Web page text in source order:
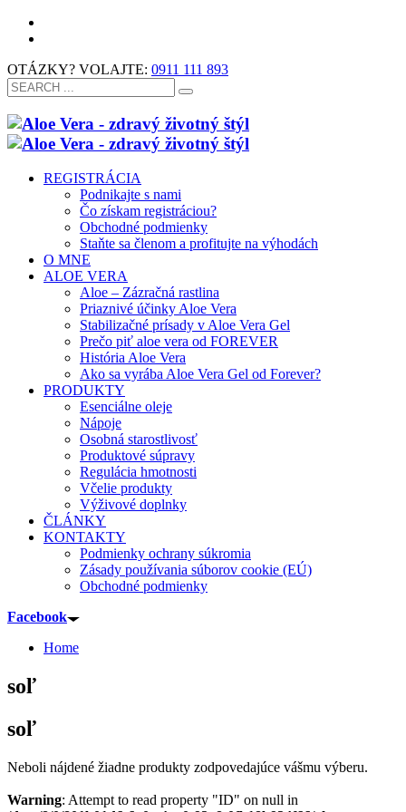
OTÁZKY? VOLAJTE: 0911 111 893
REGISTRÁCIA
Podnikajte s nami
Čo získam registráciou?
Obchodné podmienky
Staňte sa členom a profitujte na výhodách
O MNE
ALOE VERA
Aloe – Zázračná rastlina
Priaznivé účinky Aloe Vera
Stabilizačné prísady v Aloe Vera Gel
Prečo piť aloe vera od FOREVER
História Aloe Vera
Ako sa vyrába Aloe Vera Gel od Forever?
PRODUKTY
Esenciálne oleje
Nápoje
Osobná starostlivosť
Produktové súpravy
Regulácia hmotnosti
Včelie produkty
Výživové doplnky
ČLÁNKY
KONTAKTY
Podmienky ochrany súkromia
Zásady používania súborov cookie (EÚ)
Obchodné podmienky
Facebook
Home
soľ
soľ
Neboli nájdené žiadne produkty zodpovedajúce vášmu výberu.
Warning: Attempt to read property "ID" on null in